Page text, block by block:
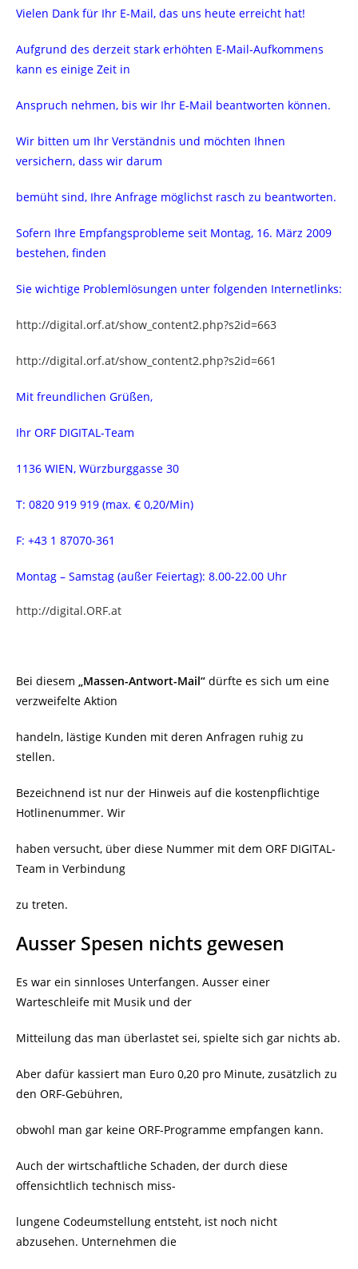
Vielen Dank für Ihr E-Mail, das uns heute erreicht hat!
Aufgrund des derzeit stark erhöhten E-Mail-Aufkommens
kann es einige Zeit in
Anspruch nehmen, bis wir Ihr E-Mail beantworten können.
Wir bitten um Ihr Verständnis und möchten Ihnen
versichern, dass wir darum
bemüht sind, Ihre Anfrage möglichst rasch zu beantworten.
Sofern Ihre Empfangsprobleme seit Montag, 16. März 2009
bestehen, finden
Sie wichtige Problemlösungen unter folgenden Internetlinks:
http://digital.orf.at/show_content2.php?s2id=663
http://digital.orf.at/show_content2.php?s2id=661
Mit freundlichen Grüßen,
Ihr ORF DIGITAL-Team
1136 WIEN, Würzburggasse 30
T: 0820 919 919 (max. € 0,20/Min)
F: +43 1 87070-361
Montag – Samstag (außer Feiertag): 8.00-22.00 Uhr
http://digital.ORF.at
Bei diesem „Massen-Antwort-Mail“ dürfte es sich um eine
verzweifelte Aktion
handeln, lästige Kunden mit deren Anfragen ruhig zu
stellen.
Bezeichnend ist nur der Hinweis auf die kostenpflichtige
Hotlinenummer. Wir
haben versucht, über diese Nummer mit dem ORF DIGITAL-
Team in Verbindung
zu treten.
Ausser Spesen nichts gewesen
Es war ein sinnloses Unterfangen. Ausser einer
Warteschleife mit Musik und der
Mitteilung das man überlastet sei, spielte sich gar nichts ab.
Aber dafür kassiert man Euro 0,20 pro Minute, zusätzlich zu
den ORF-Gebühren,
obwohl man gar keine ORF-Programme empfangen kann.
Auch der wirtschaftliche Schaden, der durch diese
offensichtlich technisch miss-
lungene Codeumstellung entsteht, ist noch nicht
abzusehen. Unternehmen die